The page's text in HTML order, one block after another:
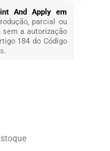
And Apply em
parcial ou
a autorização
184 do Código
.